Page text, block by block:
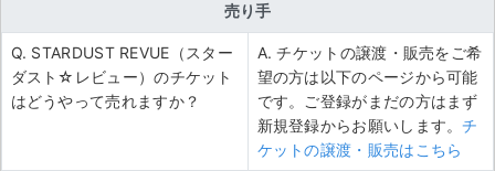
売り手
Q. STARDUST REVUE（スター
ダスト☆レビュー）のチケット
はどうやって売れますか？
A. チケットの譲渡・販売をご希
望の方は以下のページから可能
です。ご登録がまだの方はまず
新規登録からお願いします。チ
ケットの譲渡・販売はこちら